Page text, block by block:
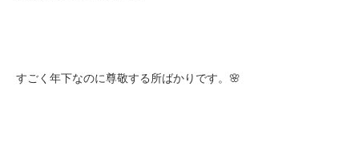
すごく年下なのに尊敬する所ばかりです。🌸